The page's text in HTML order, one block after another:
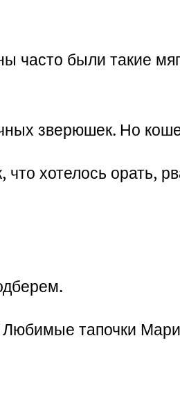
часто были такие
зверюшек. Но
хотелось орать,
тапочки